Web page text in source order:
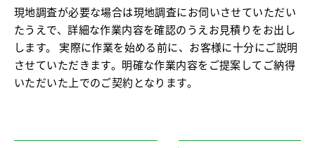
現地調査が必要な場合は現地調査にお伺いさせていただい
たうえで、詳細な作業内容を確認のうえお見積りをお出し
します。 実際に作業を始める前に、お客様に十分にご説明
させていただきます。明確な作業内容をご提案してご納得
いただいた上でのご契約となります。